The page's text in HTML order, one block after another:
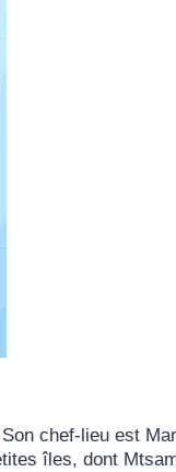
chef-lieu est
îles, dont